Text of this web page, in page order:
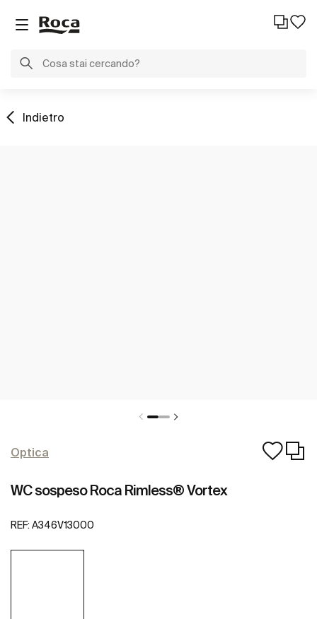
Indietro
Optica
WC sospeso Roca Rimless® Vortex
REF: A346V13000